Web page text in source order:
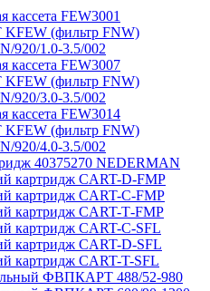
кассета FEW3001
KFEW (фильтр FNW)
920/1.0-3.5/002
кассета FEW3007
KFEW (фильтр FNW)
920/3.0-3.5/002
кассета FEW3014
KFEW (фильтр FNW)
920/4.0-3.5/002
40375270 NEDERMAN
картридж CART-D-FMP
картридж CART-С-FMP
картридж CART-Т-FMP
картридж CART-C-SFL
картридж CART-D-SFL
картридж CART-T-SFL
ФВПКАРТ 488/52-980